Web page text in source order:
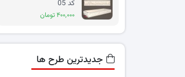
کد 05
۴۰۰,۰۰۰ تومان
جدیدترین طرح ها